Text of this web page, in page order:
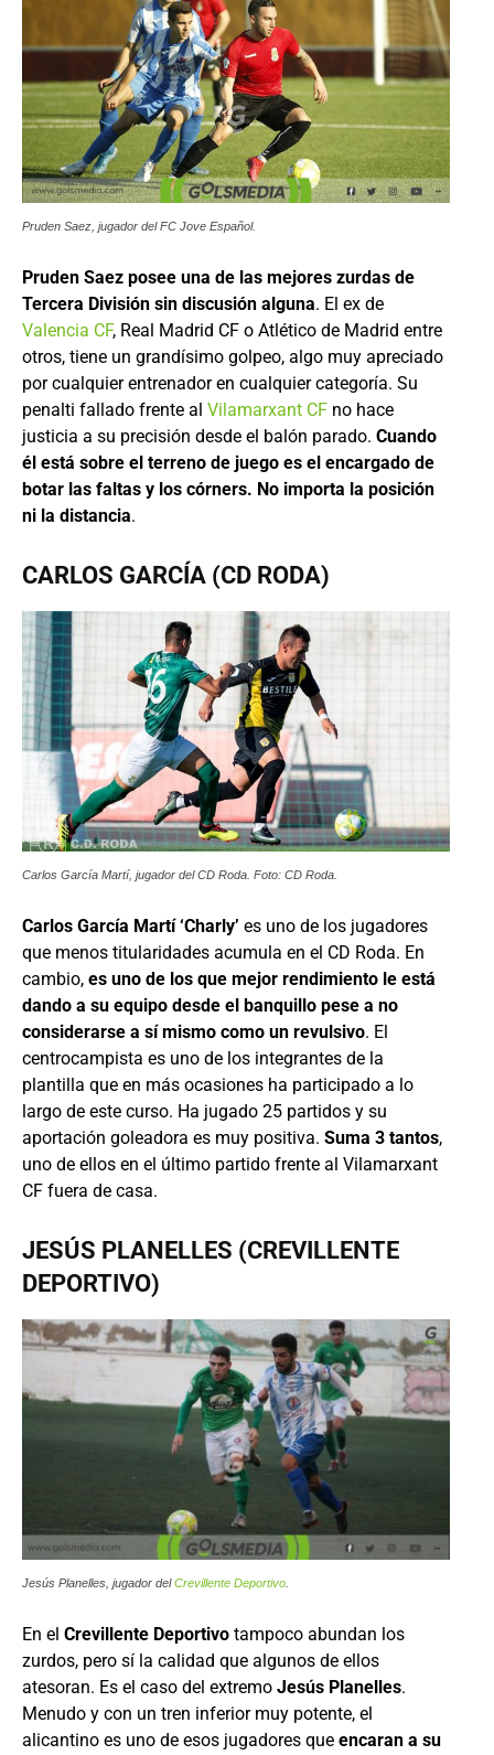
Pruden Saez, jugador del FC Jove Español.
Pruden Saez posee una de las mejores zurdas de
Tercera División sin discusión alguna. El ex de
Valencia CF, Real Madrid CF o Atlético de Madrid entre
otros, tiene un grandísimo golpeo, algo muy apreciado
por cualquier entrenador en cualquier categoría. Su
penalti fallado frente al Vilamarxant CF no hace
justicia a su precisión desde el balón parado. Cuando
él está sobre el terreno de juego es el encargado de
botar las faltas y los córners. No importa la posición
ni la distancia.
CARLOS GARCÍA (CD RODA)
Carlos García Martí, jugador del CD Roda. Foto: CD Roda.
Carlos García Martí ‘Charly’ es uno de los jugadores
que menos titularidades acumula en el CD Roda. En
cambio, es uno de los que mejor rendimiento le está
dando a su equipo desde el banquillo pese a no
considerarse a sí mismo como un revulsivo. El
centrocampista es uno de los integrantes de la
plantilla que en más ocasiones ha participado a lo
largo de este curso. Ha jugado 25 partidos y su
aportación goleadora es muy positiva. Suma 3 tantos,
uno de ellos en el último partido frente al Vilamarxant
CF fuera de casa.
JESÚS PLANELLES (CREVILLENTE
DEPORTIVO)
Jesús Planelles, jugador delCrevillente Deportivo.
En el Crevillente Deportivo tampoco abundan los
zurdos, pero sí la calidad que algunos de ellos
atesoran. Es el caso del extremo Jesús Planelles.
Menudo y con un tren inferior muy potente, el
alicantino es uno de esos jugadores que encaran a su